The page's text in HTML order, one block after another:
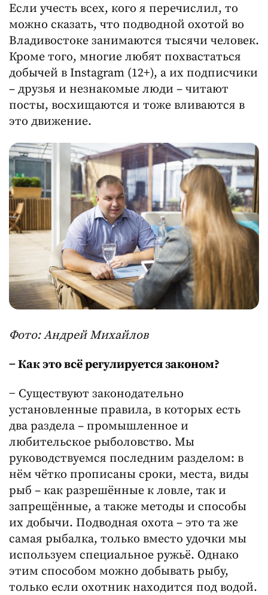
Если учесть всех, кого я перечислил, то
можно сказать, что подводной охотой во
Владивостоке занимаются тысячи человек.
Кроме того, многие любят похвастаться
добычей в Instagram (12+), а их подписчики
– друзья и незнакомые люди – читают
посты, восхищаются и тоже вливаются в
это движение.
Фото: Андрей Михайлов
− Как это всё регулируется законом?
− Существуют законодательно
установленные правила, в которых есть
два раздела – промышленное и
любительское рыболовство. Мы
руководствуемся последним разделом: в
нём чётко прописаны сроки, места, виды
рыб – как разрешённые к ловле, так и
запрещённые, а также методы и способы
их добычи. Подводная охота – это та же
самая рыбалка, только вместо удочки мы
используем специальное ружьё. Однако
этим способом можно добывать рыбу,
только если охотник находится под водой.